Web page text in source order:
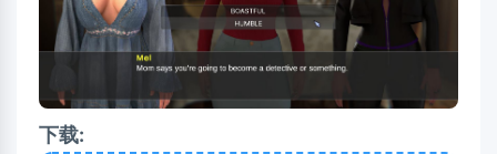
下载: